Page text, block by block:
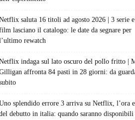
saluta 16 titoli ad agosto 2026 | 3 serie
lasciano il catalogo: le date da segnare per
rewatch
indaga sul lato oscuro del pollo fritto |
affronta 84 pasti in 28 giorni: da
splendido errore 3 arriva su Netflix, l’ora
debutto in italia: quando saranno